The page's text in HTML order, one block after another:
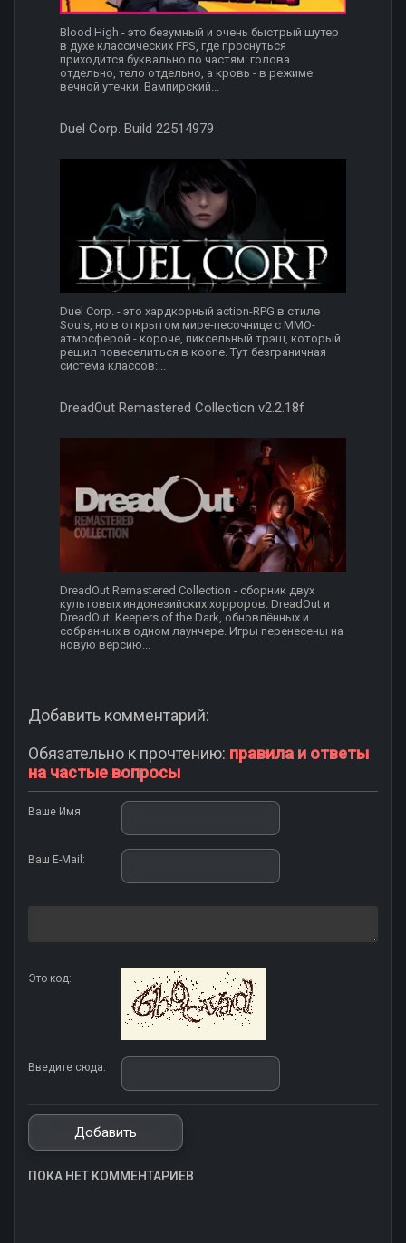
Blood High - это безумный и очень быстрый шутер
в духе классических FPS, где проснуться
приходится буквально по частям: голова
отдельно, тело отдельно, а кровь - в режиме
вечной утечки. Вампирский...
Duel Corp. Build 22514979
Duel Corp. - это хардкорный action-RPG в стиле
Souls, но в открытом мире-песочнице с MMO-
атмосферой - короче, пиксельный трэш, который
решил повеселиться в коопе. Тут безграничная
система классов:...
DreadOut Remastered Collection v2.2.18f
DreadOut Remastered Collection - сборник двух
культовых индонезийских хорроров: DreadOut и
DreadOut: Keepers of the Dark, обновлённых и
собранных в одном лаунчере. Игры перенесены на
новую версию...
Добавить комментарий:
Обязательно к прочтению: правила и ответы
на частые вопросы
Ваше Имя:
Ваш E-Mail:
Это код:
Введите сюда:
ПОКА НЕТ КОММЕНТАРИЕВ